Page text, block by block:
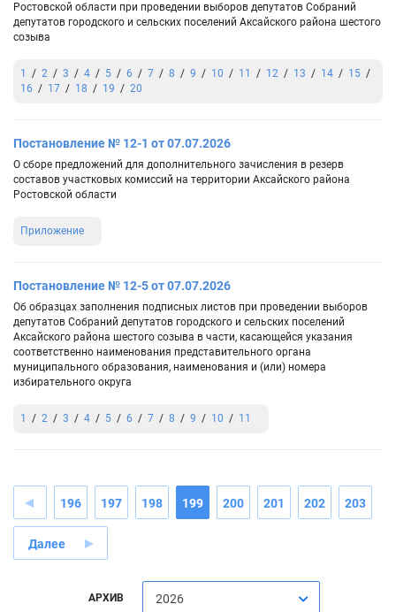
Ростовской области при проведении выборов депутатов Собраний
депутатов городского и сельских поселений Аксайского района шестого
созыва
1 2 3 4 5 6 7 8 9 10 11 12 13 14
15
16
17 18 19 20
Постановление № 12-1 от 07.07.2026
О сборе предложений для дополнительного зачисления в резерв
составов участковых комиссий на территории Аксайского района
Ростовской области
Приложение
Постановление № 12-5 от 07.07.2026
Об образцах заполнения подписных листов при проведении выборов
депутатов Собраний депутатов городского и сельских поселений
Аксайского района шестого созыва в части, касающейся указания
соответственно наименования представительного органа
муниципального образования, наименования и (или) номера
избирательного округа
1 2 3 4 5 6 7 8 9 10 11
196 197 198 199 200 201 202 203
Далее
АРХИВ 2026